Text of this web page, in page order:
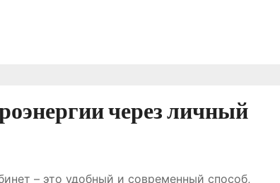
через личный
– это удобный и современный способ,